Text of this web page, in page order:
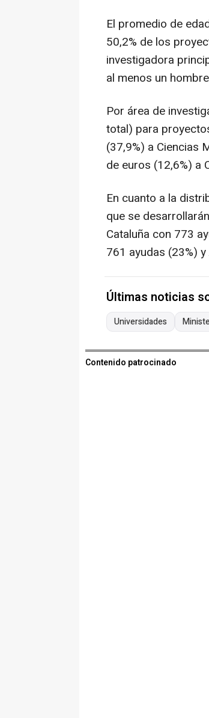
El promedio de
50,2% de los
investigadora
al menos un
Por área de
total) para
(37,9%) a Ciencias
de euros (12,6%) a
En cuanto a la
que se
Cataluña con 773
761 ayudas (23%)
Últimas noticias
Universidades
Contenido patrocinado